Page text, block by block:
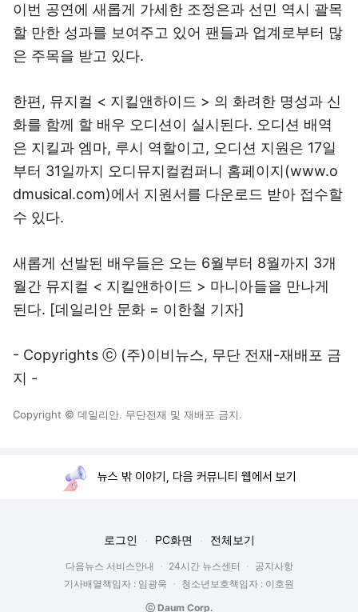
이번 공연에 새롭게 가세한 조정은과 선민 역시 괄목
할 만한 성과를 보여주고 있어 팬들과 업계로부터 많
은 주목을 받고 있다.
한편, 뮤지컬 < 지킬앤하이드 > 의 화려한 명성과 신
화를 함께 할 배우 오디션이 실시된다. 오디션 배역
은 지킬과 엠마, 루시 역할이고, 오디션 지원은 17일
부터 31일까지 오디뮤지컬컴퍼니 홈페이지(www.o
dmusical.com)에서 지원서를 다운로드 받아 접수할
수 있다.
새롭게 선발된 배우들은 오는 6월부터 8월까지 3개
월간 뮤지컬 < 지킬앤하이드 > 마니아들을 만나게
된다. [데일리안 문화 = 이한철 기자]
- Copyrights ⓒ (주)이비뉴스, 무단 전재-재배포 금
지 -
Copyright © 데일리안. 무단전재 및 재배포 금지.
뉴스 밖 이야기, 다음 커뮤니티 웹에서 보기
로그인 PC화면 전체보기
다음뉴스 서비스안내 24시간 뉴스센터
공지사항
기사배열책임자 : 임광욱
청소년보호책임자 : 이호원
ⓒ Daum Corp.